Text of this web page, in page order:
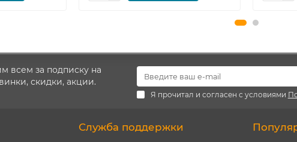
всем за подписку на
скидки, акции.
Я прочитал и согласен с условиями
Служба поддержки